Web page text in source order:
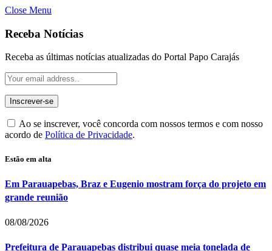
Close Menu
Receba Notícias
Receba as últimas notícias atualizadas do Portal Papo Carajás
Ao se inscrever, você concorda com nossos termos e com nosso
acordo de Política de Privacidade.
Estão em alta
Em Parauapebas, Braz e Eugenio mostram força do projeto em
grande reunião
08/08/2026
Prefeitura de Parauapebas distribui quase meia tonelada de